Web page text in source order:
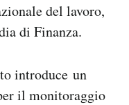
del lavoro,
di Finanza.
introduce un
il monitoraggio